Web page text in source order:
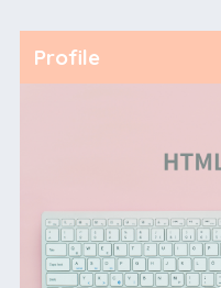
Profile